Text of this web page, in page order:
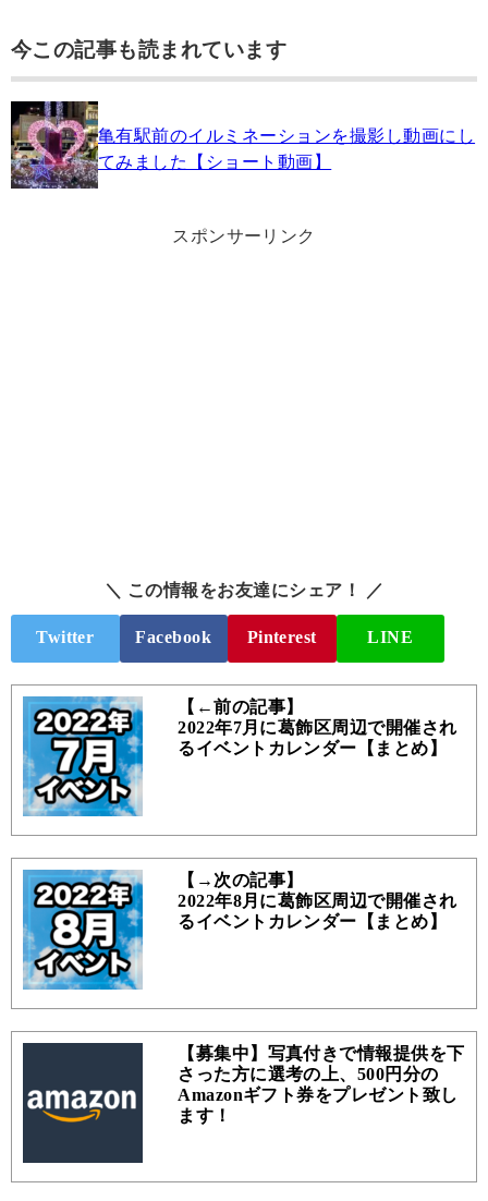
今この記事も読まれています
亀有駅前のイルミネーションを撮影し動画にし
てみました【ショート動画】
スポンサーリンク
＼ この情報をお友達にシェア！ ／
Twitter Facebook Pinterest LINE
【←前の記事】
2022年7月に葛飾区周辺で開催され
るイベントカレンダー【まとめ】
【→次の記事】
2022年8月に葛飾区周辺で開催され
るイベントカレンダー【まとめ】
【募集中】写真付きで情報提供を下
さった方に選考の上、500円分の
Amazonギフト券をプレゼント致し
ます！